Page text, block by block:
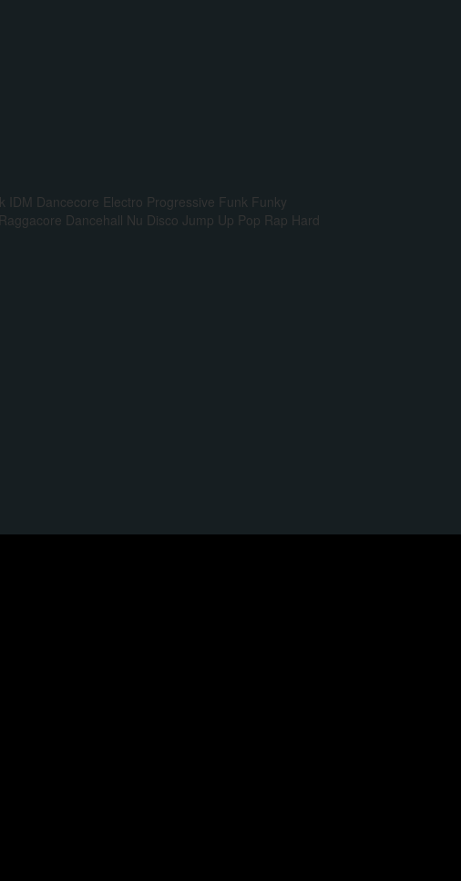
IDM Dancecore Electro Progressive Funk Funky
Raggacore Dancehall Nu Disco Jump Up Pop Rap Hard